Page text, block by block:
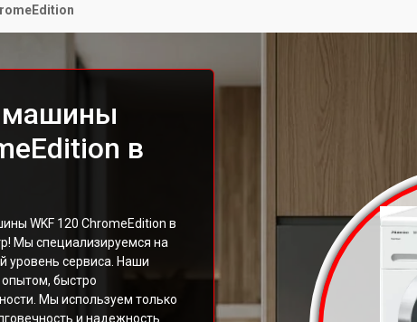
машины
в
WKF 120 ChromeEdition в
Мы специализируемся на
уровень сервиса. Наши
быстро
Мы используем только
и надежность